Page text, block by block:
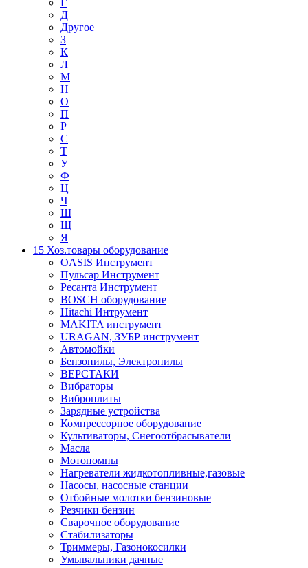
Г
Д
Другое
З
К
Л
М
Н
О
П
Р
С
Т
У
Ф
Ц
Ч
Ш
Щ
Я
15 Хоз.товары оборудование
OASIS Инструмент
Пульсар Инструмент
Ресанта Инструмент
BOSCH оборудование
Hitachi Интрумент
MAKITA инструмент
URAGAN, ЗУБР инструмент
Автомойки
Бензопилы, Электропилы
ВЕРСТАКИ
Вибраторы
Виброплиты
Зарядные устройства
Компрессорное оборудование
Культиваторы, Снегоотбрасыватели
Масла
Мотопомпы
Нагреватели жидкотопливные,газовые
Насосы, насосные станции
Отбойные молотки бензиновые
Резчики бензин
Сварочное оборудование
Стабилизаторы
Триммеры, Газонокосилки
Умывальники дачные